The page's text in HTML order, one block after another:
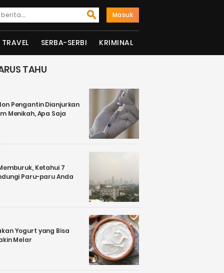
Masuk
TRAVEL SERBA-SERBI KRIMINAL
TAHU
Pengantin Dianjurkan
Menikah, Apa Saja
Ketahui 7
Paru-paru Anda
Yogurt yang Bisa
Melar